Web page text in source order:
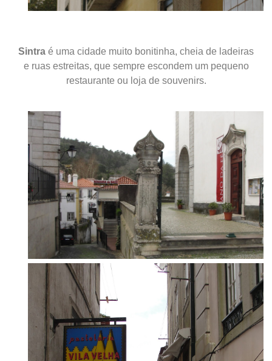
Sintra é uma cidade muito bonitinha, cheia de ladeiras
e ruas estreitas, que sempre escondem um pequeno
restaurante ou loja de souvenirs.